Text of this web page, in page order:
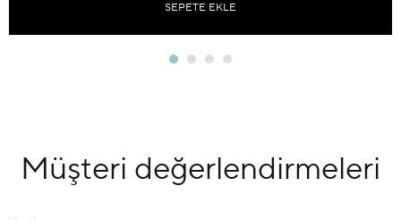
SEPETE EKLE
Müşteri değerlendirmeleri